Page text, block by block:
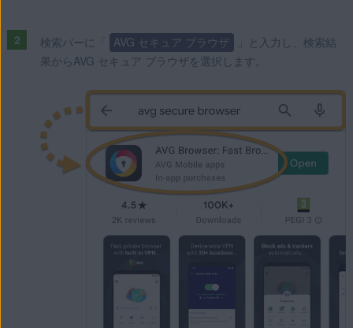
検索バーに「 AVG セキュア ブラウザ
」と入力し、検索結
果からAVG セキュア ブラウザを選択します。